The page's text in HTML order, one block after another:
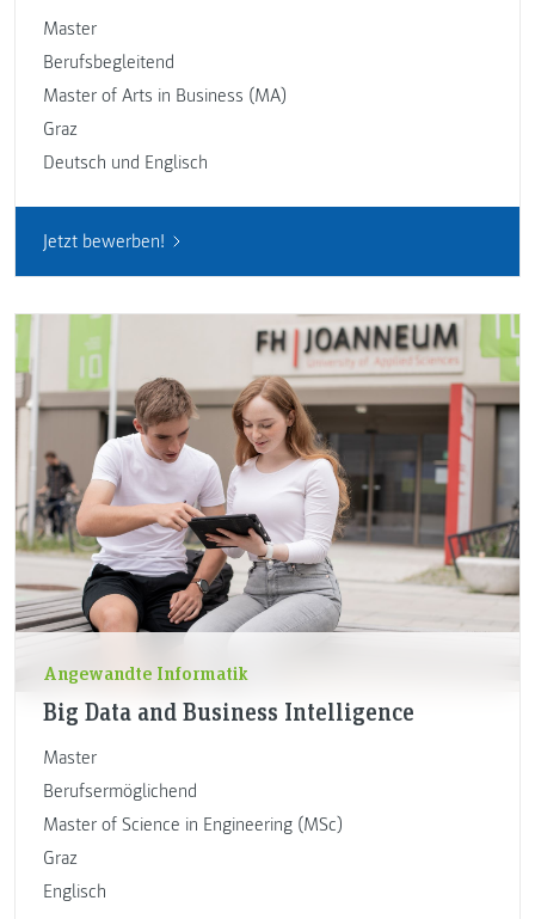
Master
Berufsbegleitend
Master of Arts in Business (MA)
Graz
Deutsch und Englisch
Jetzt bewerben!
Angewandte Informatik
Big Data and Business Intelligence
Master
Berufsermöglichend
Master of Science in Engineering (MSc)
Graz
Englisch